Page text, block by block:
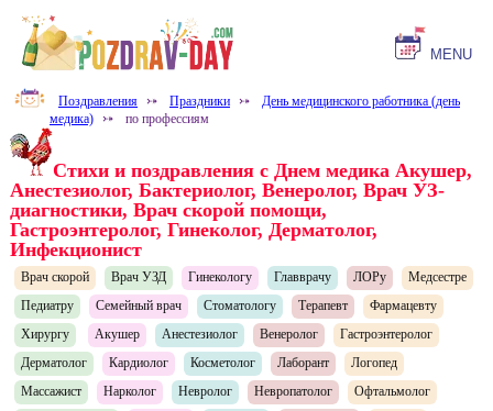
MENU
Поздравления ⤐ Праздники ⤐
День медицинского работника (день
медика) ⤐ по профессиям
Стихи и поздравления с Днем медика Акушер,
Анестезиолог, Бактериолог, Венеролог, Врач УЗ-
диагностики, Врач скорой помощи,
Гастроэнтеролог, Гинеколог, Дерматолог,
Инфекционист
Врач скорой Врач УЗД Гинекологу Главврачу ЛОРу
Медсестре
Педиатру
Семейный врач Стоматологу Терапевт
Фармацевту
Хирургу
Акушер Анестезиолог Венеролог
Гастроэнтеролог
Дерматолог
Кардиолог Косметолог Лаборант
Логопед
Массажист
Нарколог Невролог Невропатолог
Офтальмолог